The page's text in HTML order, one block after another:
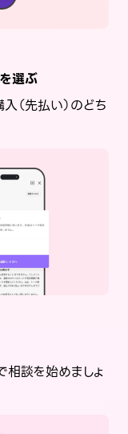
選ぶ
（先払い）のどち
相談を始めましょ